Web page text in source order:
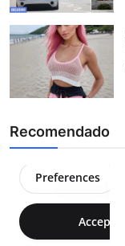
Recomendado